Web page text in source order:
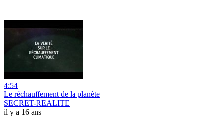
4:54
Le réchauffement de la planète
SECRET-REALITE
il y a 16 ans